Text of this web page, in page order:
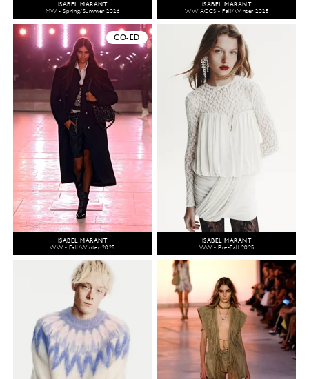
ISABEL MARANT
MW - Spring/Summer 2026
ISABEL MARANT
WW ACCS - Fall/Winter 2025
CO-ED
ISABEL MARANT
WW - Fall/Winter 2025
ISABEL MARANT
WW - Pre-Fall 2025